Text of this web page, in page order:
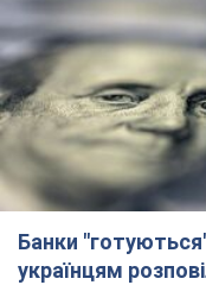
Банки
українцям